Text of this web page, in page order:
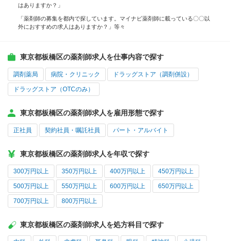
はありますか？」
「薬剤師の募集を都内で探しています。マイナビ薬剤師に載っている〇〇以
外におすすめの求人はありますか？」等々
東京都板橋区の薬剤師求人を仕事内容で探す
調剤薬局 病院・クリニック ドラッグストア（調剤併設）
ドラッグストア（OTCのみ）
東京都板橋区の薬剤師求人を雇用形態で探す
正社員 契約社員・嘱託社員 パート・アルバイト
東京都板橋区の薬剤師求人を年収で探す
300万円以上 350万円以上 400万円以上 450万円以上
500万円以上 550万円以上 600万円以上 650万円以上
700万円以上 800万円以上
東京都板橋区の薬剤師求人を処方科目で探す